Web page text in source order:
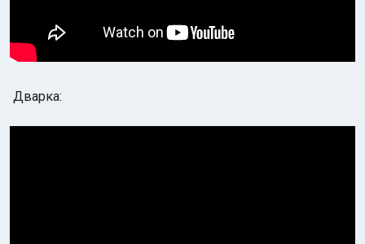
Дварка: